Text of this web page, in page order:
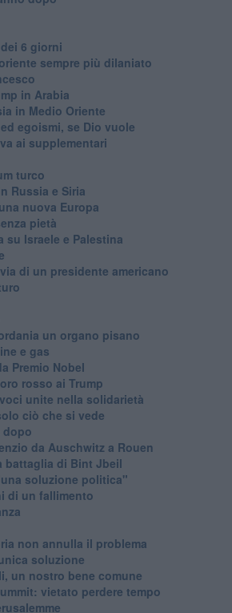
6 giorni
sempre più dilaniato
in Arabia
in Medio Oriente
egoismi, se Dio vuole
ai supplementari
turco
Russia e Siria
nuova Europa
pietà
su Israele e Palestina
di un presidente americano
un organo pisano
e gas
Premio Nobel
rosso ai Trump
unite nella solidarietà
ciò che si vede
dopo
da Auschwitz a Rouen
battaglia di Bint Jbeil
soluzione politica"
di un fallimento
non annulla il problema
soluzione
un nostro bene comune
vietato perdere tempo